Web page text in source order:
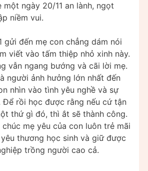
một ngày 20/11 an lành, ngọt
niềm vui.
gửi đến mẹ con chẳng dám nói
viết vào tấm thiệp nhỏ xinh này.
vẫn ngang bướng và cãi lời mẹ.
người ảnh hưởng lớn nhất đến
nhìn vào tình yêu nghề và sự
Để rồi học được rằng nếu cứ tận
thứ gì đó, thì ắt sẽ thành công.
chúc mẹ yêu của con luôn trẻ mãi
thương học sinh và giữ được
trồng người cao cả.